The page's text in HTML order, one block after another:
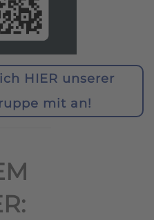
HIER unserer
mit an!